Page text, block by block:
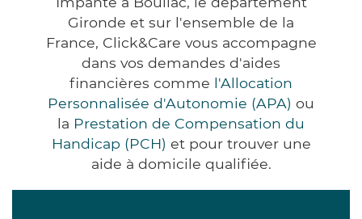
Gironde et sur l'ensemble de la
France, Click&Care vous accompagne
dans vos demandes d'aides
financières comme l'Allocation
Personnalisée d'Autonomie (APA) ou
la Prestation de Compensation du
Handicap (PCH) et pour trouver une
aide à domicile qualifiée.